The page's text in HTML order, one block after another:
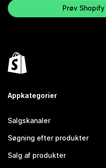
Prøv
Appkategorier
Salgskanaler
Søgning efter produkter
Salg af produkter